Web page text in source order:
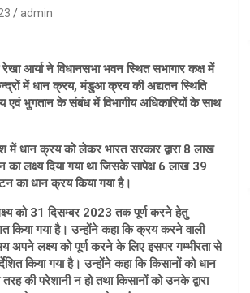
admin
आर्या ने विधानसभा भवन स्थित सभागार कक्ष में
में धान क्रय, मंडुआ क्रय की अद्यतन स्थिति
एवं भुगतान के संबंध में विभागीय अधिकारियों के साथ
में धान क्रय को लेकर भारत सरकार द्वारा 8 लाख
का लक्ष्य दिया गया था जिसके सापेक्ष 6 लाख 39
का धान क्रय किया गया है।
को 31 दिसम्बर 2023 तक पूर्ण करने हेतु
किया गया है। उन्होंने कहा कि क्रय करने वाली
अपने लक्ष्य को पूर्ण करने के लिए इसपर गम्भीरता से
किया गया है। उन्होंने कहा कि किसानों को धान
की परेशानी न हो तथा किसानों को उनके द्वारा